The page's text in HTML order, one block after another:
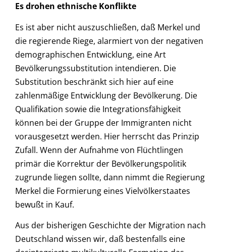
Es drohen ethnische Konflikte
Es ist aber nicht auszuschließen, daß Merkel und
die regierende Riege, alarmiert von der negativen
demographischen Entwicklung, eine Art
Bevölkerungssubstitution intendieren. Die
Substitution beschränkt sich hier auf eine
zahlenmäßige Entwicklung der Bevölkerung. Die
Qualifikation sowie die Integrationsfähigkeit
können bei der Gruppe der Immigranten nicht
vorausgesetzt werden. Hier herrscht das Prinzip
Zufall. Wenn der Aufnahme von Flüchtlingen
primär die Korrektur der Bevölkerungspolitik
zugrunde liegen sollte, dann nimmt die Regierung
Merkel die Formierung eines Vielvölkerstaates
bewußt in Kauf.
Aus der bisherigen Geschichte der Migration nach
Deutschland wissen wir, daß bestenfalls eine